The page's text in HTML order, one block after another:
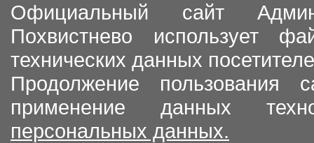
Официальный сайт
Похвистнево использует
технических данных
Продолжение пользования
применение данных
персональных данных.